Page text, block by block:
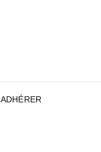
ADHÉRER